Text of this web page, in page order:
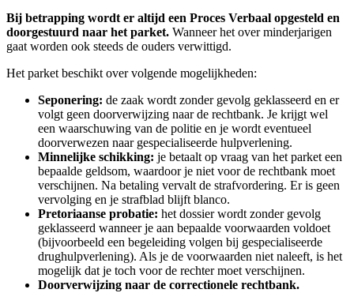
Bij betrapping wordt er altijd een Proces Verbaal opgesteld en
doorgestuurd naar het parket. Wanneer het over minderjarigen
gaat worden ook steeds de ouders verwittigd.
Het parket beschikt over volgende mogelijkheden:
Seponering: de zaak wordt zonder gevolg geklasseerd en er
volgt geen doorverwijzing naar de rechtbank. Je krijgt wel
een waarschuwing van de politie en je wordt eventueel
doorverwezen naar gespecialiseerde hulpverlening.
Minnelijke schikking: je betaalt op vraag van het parket een
bepaalde geldsom, waardoor je niet voor de rechtbank moet
verschijnen. Na betaling vervalt de strafvordering. Er is geen
vervolging en je strafblad blijft blanco.
Pretoriaanse probatie: het dossier wordt zonder gevolg
geklasseerd wanneer je aan bepaalde voorwaarden voldoet
(bijvoorbeeld een begeleiding volgen bij gespecialiseerde
drughulpverlening). Als je de voorwaarden niet naleeft, is het
mogelijk dat je toch voor de rechter moet verschijnen.
Doorverwijzing naar de correctionele rechtbank.